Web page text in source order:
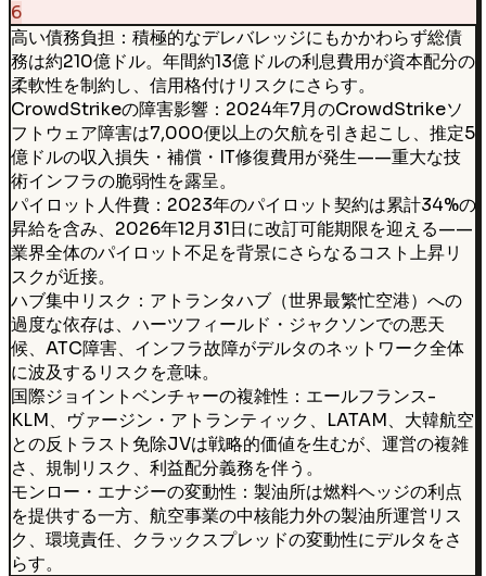
6
高い債務負担：積極的なデレバレッジにもかかわらず総債
務は約210億ドル。年間約13億ドルの利息費用が資本配分の
柔軟性を制約し、信用格付けリスクにさらす。
CrowdStrikeの障害影響：2024年7月のCrowdStrikeソ
フトウェア障害は7,000便以上の欠航を引き起こし、推定5
億ドルの収入損失・補償・IT修復費用が発生——重大な技
術インフラの脆弱性を露呈。
パイロット人件費：2023年のパイロット契約は累計34%の
昇給を含み、2026年12月31日に改訂可能期限を迎える——
業界全体のパイロット不足を背景にさらなるコスト上昇リ
スクが近接。
ハブ集中リスク：アトランタハブ（世界最繁忙空港）への
過度な依存は、ハーツフィールド・ジャクソンでの悪天
候、ATC障害、インフラ故障がデルタのネットワーク全体
に波及するリスクを意味。
国際ジョイントベンチャーの複雑性：エールフランス-
KLM、ヴァージン・アトランティック、LATAM、大韓航空
との反トラスト免除JVは戦略的価値を生むが、運営の複雑
さ、規制リスク、利益配分義務を伴う。
モンロー・エナジーの変動性：製油所は燃料ヘッジの利点
を提供する一方、航空事業の中核能力外の製油所運営リス
ク、環境責任、クラックスプレッドの変動性にデルタをさ
らす。